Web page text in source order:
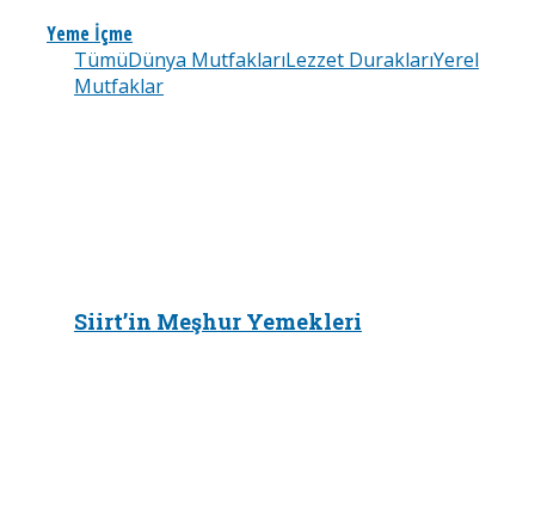
Yeme İçme
TümüDünya MutfaklarıLezzet DuraklarıYerel
Mutfaklar
Siirt’in Meşhur Yemekleri